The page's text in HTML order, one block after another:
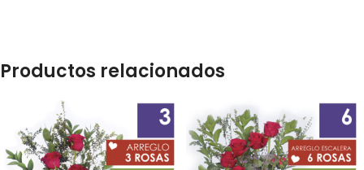
Productos relacionados